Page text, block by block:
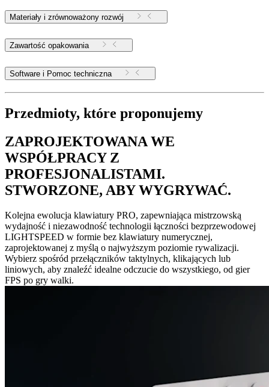
Materiały i zrównoważony rozwój
Zawartość opakowania
Software i Pomoc techniczna
Przedmioty, które proponujemy
ZAPROJEKTOWANA WE
WSPÓŁPRACY Z
PROFESJONALISTAMI.
STWORZONE, ABY WYGRYWAĆ.
Kolejna ewolucja klawiatury PRO, zapewniająca mistrzowską
wydajność i niezawodność technologii łączności bezprzewodowej
LIGHTSPEED w formie bez klawiatury numerycznej,
zaprojektowanej z myślą o najwyższym poziomie rywalizacji.
Wybierz spośród przełączników taktylnych, klikających lub
liniowych, aby znaleźć idealne odczucie do wszystkiego, od gier
FPS po gry walki.